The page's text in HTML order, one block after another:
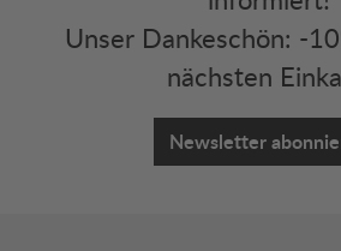
Unser Dankeschön: -
nächsten
Newsletter